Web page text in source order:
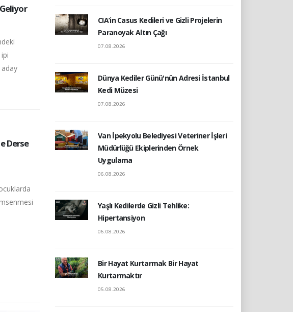
Derse
CIA’in Casus Kedileri ve Gizli Projelerin
Paranoyak Altın Çağı
07.08.2026
Dünya Kediler Günü'nün Adresi İstanbul
Kedi Müzesi
07.08.2026
Van İpekyolu Belediyesi Veteriner İşleri
Müdürlüğü Ekiplerinden Örnek
Uygulama
06.08.2026
Yaşlı Kedilerde Gizli Tehlike:
Hipertansiyon
06.08.2026
Bir Hayat Kurtarmak Bir Hayat
Kurtarmaktır
05.08.2026